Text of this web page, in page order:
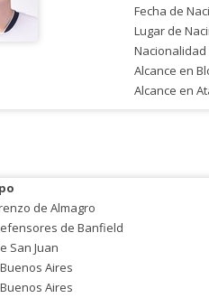
Fecha de
Lugar de
Alcance en
Alcance en
de Almagro
de Banfield
San Juan
Aires
Aires